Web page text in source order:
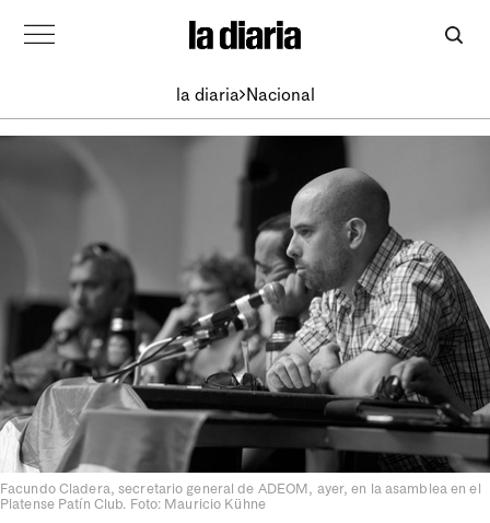
la diaria Nacional
Facundo Cladera, secretario general de ADEOM, ayer, en la asamblea en el
Platense Patín Club. Foto: Mauricio Kühne